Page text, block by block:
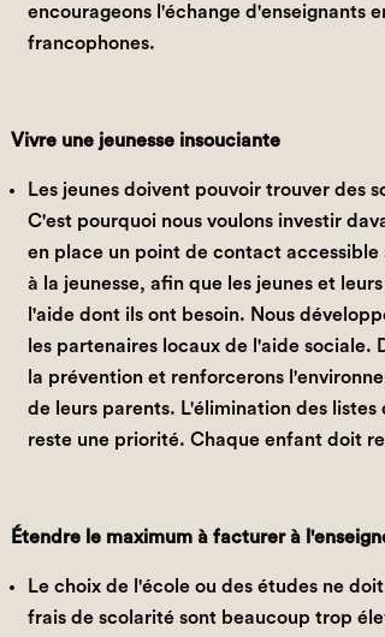
encourageons l'échange d'enseignants
francophones.
Vivre une jeunesse insouciante
Les jeunes doivent pouvoir trouver des
C'est pourquoi nous voulons investir
en place un point de contact accessible
à la jeunesse, afin que les jeunes et
l'aide dont ils ont besoin. Nous
les partenaires locaux de l'aide sociale.
la prévention et renforcerons
de leurs parents. L'élimination des
reste une priorité. Chaque enfant doit
Étendre le maximum à facturer à
Le choix de l'école ou des études ne
frais de scolarité sont beaucoup trop